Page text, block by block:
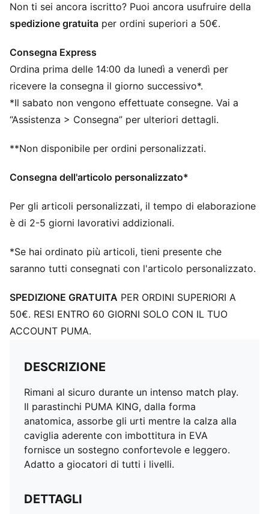
- 195 cm
Progettato in conformità alla norma EN 13061
Non ti sei ancora iscritto? Puoi ancora usufruire della
spedizione gratuita per ordini superiori a 50€.
Consegna Express
Ordina prima delle 14:00 da lunedì a venerdì per
ricevere la consegna il giorno successivo*.
*Il sabato non vengono effettuate consegne. Vai a
“Assistenza > Consegna” per ulteriori dettagli.
**Non disponibile per ordini personalizzati.
Consegna dell'articolo personalizzato*
Per gli articoli personalizzati, il tempo di elaborazione
è di 2-5 giorni lavorativi addizionali.
*Se hai ordinato più articoli, tieni presente che
saranno tutti consegnati con l'articolo personalizzato.
SPEDIZIONE GRATUITA PER ORDINI SUPERIORI A
50€. RESI ENTRO 60 GIORNI SOLO CON IL TUO
ACCOUNT PUMA.
DESCRIZIONE
Rimani al sicuro durante un intenso match play.
Il parastinchi PUMA KING, dalla forma
anatomica, assorbe gli urti mentre la calza alla
caviglia aderente con imbottitura in EVA
fornisce un sostegno confortevole e leggero.
Adatto a giocatori di tutti i livelli.
DETTAGLI